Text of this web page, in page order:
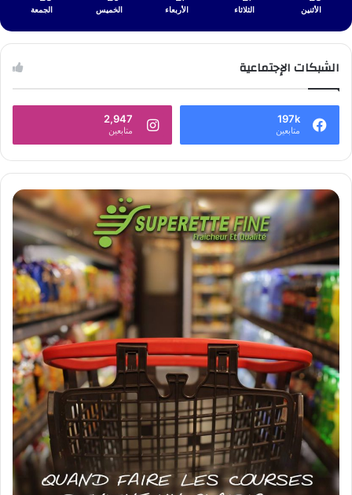
الأثنين الثلاثاء الأربعاء الخميس الجمعة
الشبكات الإجتماعية
197k
متابعين
2,947
متابعين